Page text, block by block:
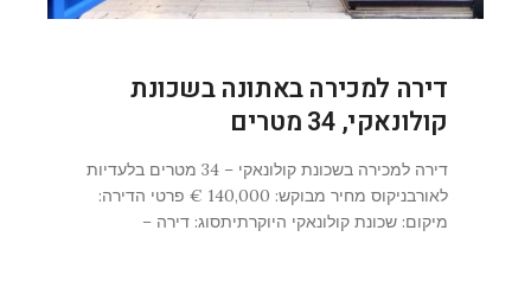
דירה למכירה באתונה בשכונת
קולונאקי, 34 מטרים
דירה למכירה בשכונת קולונאקי – 34 מטרים בלעדיות
לאורבניקוס מחיר מבוקש: 140,000 € פרטי הדירה:
מיקום: שכונת קולונאקי היוקרתיתסוג: דירה –